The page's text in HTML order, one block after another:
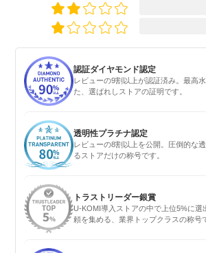
認証ダイヤモンド認定
レビューの9割以上が認証済み。最高
た、選ばれしストアの証明です。
透明性プラチナ認定
レビューの8割以上を公開。圧倒的な
るストアだけの称号です。
トラストリーダー銀賞
U-KOMI導入ストアの中で上位5%に選
頼を集める、業界トップクラスの称号